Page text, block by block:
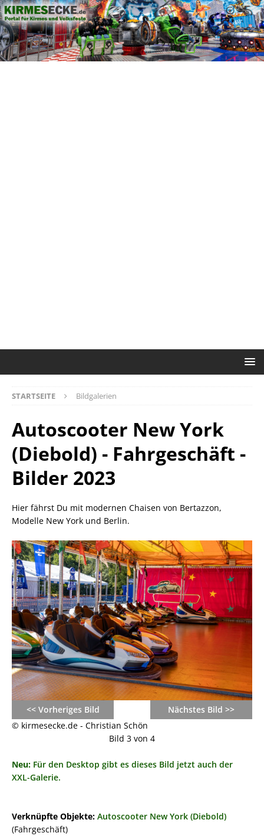
STARTSEITE Bildgalerien
Autoscooter New York
(Diebold) - Fahrgeschäft -
Bilder 2023
Hier fährst Du mit modernen Chaisen von Bertazzon,
Modelle New York und Berlin.
<< Vorheriges Bild
Nächstes Bild >>
© kirmesecke.de - Christian Schön
Bild 3 von 4
Neu: Für den Desktop gibt es dieses Bild jetzt auch der
XXL-Galerie.
Verknüpfte Objekte: Autoscooter New York (Diebold)
(Fahrgeschäft)